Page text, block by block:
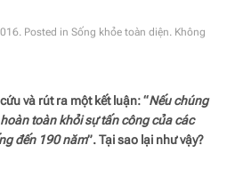
. Posted in Sống khỏe toàn diện. Không
và rút ra một kết luận: “Nếu chúng
toàn khỏi sự tấn công của các
đến 190 năm”. Tại sao lại như vậy?